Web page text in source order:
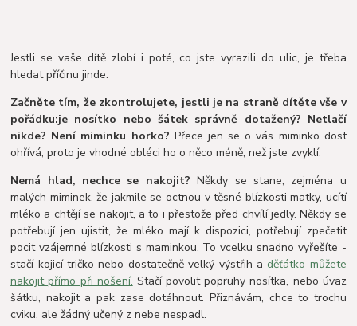
Jestli se vaše dítě zlobí i poté, co jste vyrazili do ulic, je třeba
hledat příčinu jinde.
Začněte tím, že zkontrolujete, jestli je na straně dítěte vše v
pořádku:je nosítko nebo šátek správně dotažený? Netlačí
nikde? Není miminku horko? Přece jen se o vás miminko dost
ohřívá, proto je vhodné obléci ho o něco méně, než jste zvyklí.
Nemá hlad, nechce se nakojit? Někdy se stane, zejména u
malých miminek, že jakmile se octnou v těsné blízkosti matky, ucítí
mléko a chtějí se nakojit, a to i přestože před chvílí jedly. Někdy se
potřebují jen ujistit, že mléko mají k dispozici, potřebují zpečetit
pocit vzájemné blízkosti s maminkou. To vcelku snadno vyřešíte -
stačí kojicí tričko nebo dostatečně velký výstřih aděťátko můžete
nakojit přímo při nošení. Stačí povolit popruhy nosítka, nebo úvaz
šátku, nakojit a pak zase dotáhnout. Přiznávám, chce to trochu
cviku, ale žádný učený z nebe nespadl.